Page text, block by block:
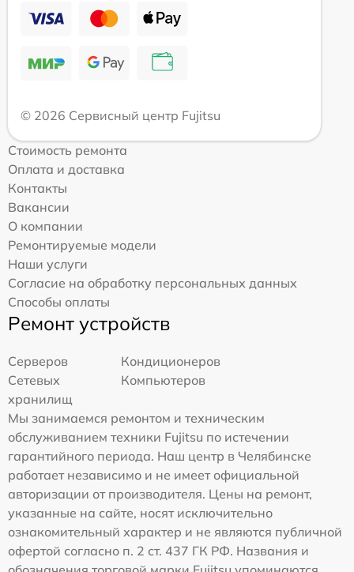
© 2026 Сервисный центр Fujitsu
Стоимость ремонта
Оплата и доставка
Контакты
Вакансии
О компании
Ремонтируемые модели
Наши услуги
Согласие на обработку персональных данных
Способы оплаты
Ремонт устройств
Серверов
Кондиционеров
Сетевых
хранилищ
Компьютеров
Мы занимаемся ремонтом и техническим
обслуживанием техники Fujitsu по истечении
гарантийного периода. Наш центр в Челябинске
работает независимо и не имеет официальной
авторизации от производителя. Цены на ремонт,
указанные на сайте, носят исключительно
ознакомительный характер и не являются публичной
офертой согласно п. 2 ст. 437 ГК РФ. Названия и